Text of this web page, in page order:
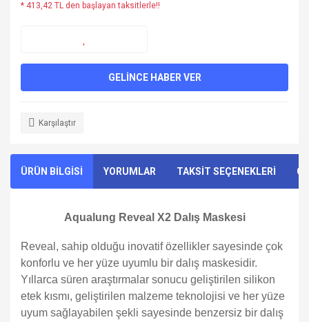
* 413,42 TL den başlayan taksitlerle!!
GELİNCE HABER VER
Karşılaştır
ÜRÜN BİLGİSİ YORUMLAR TAKSİT SEÇENEKLERİ
Aqualung Reveal X2 Dalış Maskesi
Reveal, sahip olduğu inovatif özellikler sayesinde çok
konforlu ve her yüze uyumlu bir dalış maskesidir.
Yıllarca süren araştırmalar sonucu geliştirilen silikon
etek kısmı, geliştirilen malzeme teknolojisi ve her yüze
uyum sağlayabilen şekli sayesinde benzersiz bir dalış